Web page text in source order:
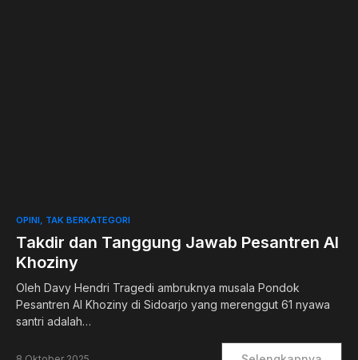
OPINI TAK BERKATEGORI
Takdir dan Tanggung Jawab Pesantren Al
Khoziny
Oleh Davy Hendri Tragedi ambruknya musala Pondok
Pesantren Al Khoziny di Sidoarjo yang merenggut 61 nyawa
santri adalah…